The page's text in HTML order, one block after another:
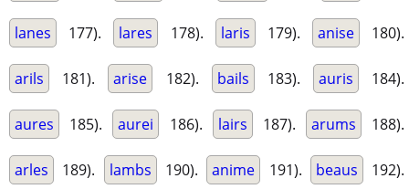
lanes 177). lares 178). laris 179). anise 180).
arils 181). arise 182). bails 183). auris 184).
aures 185). aurei 186). lairs 187). arums 188).
arles 189). lambs 190). anime 191). beaus 192).